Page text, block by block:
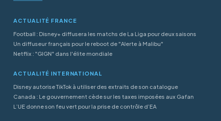
ACTUALITÉ FRANCE
Football : Disney+ diffusera les matchs de La Liga pour deux saisons
Un diffuseur français pour le reboot de "Alerte à Malibu"
Netflix : "GIGN" dans l'élite mondiale
ACTUALITÉ INTERNATIONAL
Disney autorise TikTok à utiliser des extraits de son catalogue
Canada : Le gouvernement cède sur les taxes imposées aux Gafan
L’UE donne son feu vert pour la prise de contrôle d’EA